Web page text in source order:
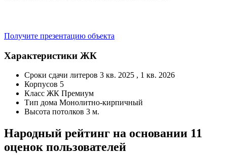
Получите презентацию объекта
Характеристики ЖК
Сроки сдачи литеров 3 кв. 2025 , 1 кв. 2026
Корпусов 5
Класс ЖК Премиум
Тип дома Монолитно-кирпичный
Высота потолков 3 м.
Народный рейтинг на основании 11
оценок пользователей